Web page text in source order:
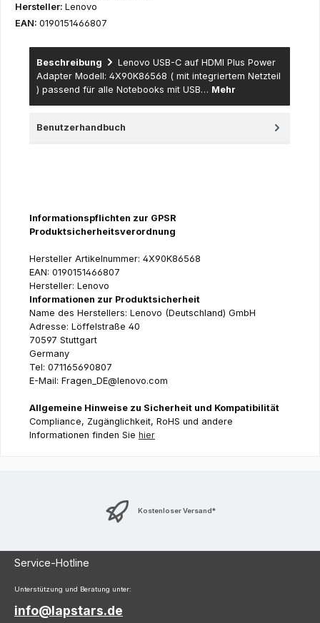
Hersteller: Lenovo
EAN: 0190151466807
Beschreibung
Lenovo USB-C auf HDMI Plus Power
Adapter Modell: 4X90K86568 ( mit integriertem Netzteil
) passend für alle Notebooks mit USB… Mehr
Benutzerhandbuch
Informationspflichten zur GPSR
Produktsicherheitsverordnung
Hersteller Artikelnummer: 4X90K86568
EAN: 0190151466807
Hersteller: Lenovo
Informationen zur Produktsicherheit
Name des Herstellers: Lenovo (Deutschland) GmbH
Adresse: Löffelstraße 40
70597 Stuttgart
Germany
Tel: 071165690807
E-Mail: Fragen_DE@lenovo.com
Allgemeine Hinweise zu Sicherheit und Kompatibilität
Compliance, Zugänglichkeit, RoHS und andere
Informationen finden Sie hier
Kostenloser Versand*
Service-Hotline
Unterstützung und Beratung unter:
info@lapstars.de